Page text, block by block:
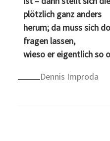
plötzlich ganz anders
herum; da muss sich
fragen lassen,
wieso er eigentlich so
Dennis Improda